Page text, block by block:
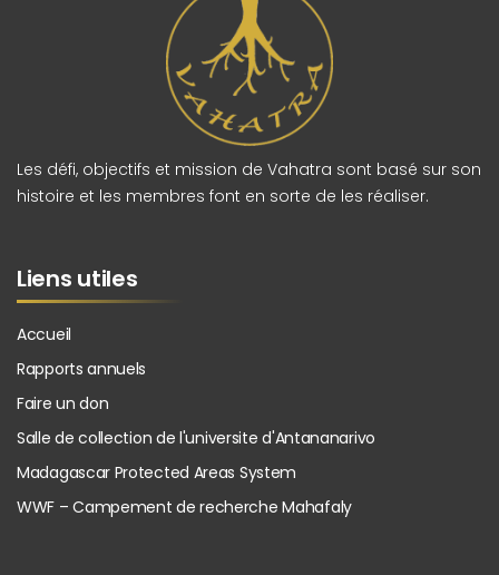
Les défi, objectifs et mission de Vahatra sont basé sur son
histoire et les membres font en sorte de les réaliser.
Liens utiles
Accueil
Rapports annuels
Faire un don
Salle de collection de l'universite d'Antananarivo
Madagascar Protected Areas System
WWF – Campement de recherche Mahafaly